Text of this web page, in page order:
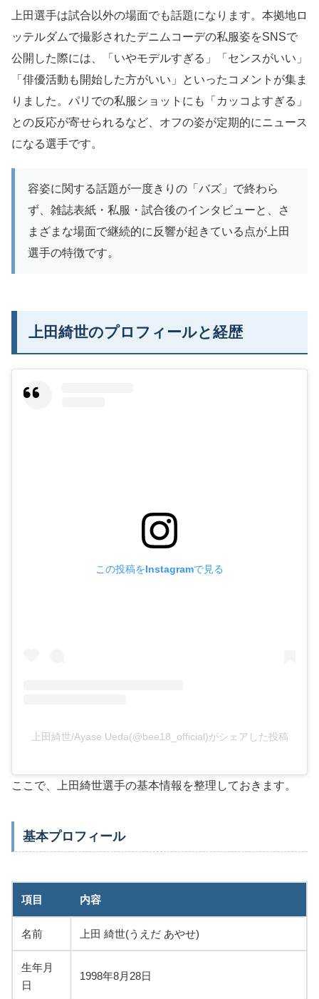
上田選手は試合以外の場面でも話題になります。本拠地ロ
ッテルダムで撮影されたデニムコーデの私服姿をSNSで
公開した際には、「いやモデルすぎる」「センスがいい」
「俳優活動も開始した方がいい」といったコメントが集ま
りました。パリでの私服ショットにも「カッコよすぎる」
との反応が寄せられるなど、オフの姿が定期的にニュース
になる選手です。
容姿に関する話題が一度きりの「バズ」で終わら
ず、雑誌表紙・私服・試合後のインタビューと、さ
まざまな場面で継続的に反響が起きている点が上田
選手の特徴です。
上田綺世のプロフィールと経歴
この投稿をInstagramで見る
上田綺世/Ayase Ueda(@bee18_official)がシェアした投稿
ここで、上田綺世選手の基本情報を整理しておきます。
基本プロフィール
項目 内容
名前 上田 綺世(うえだ あやせ)
生年月
日
1998年8月28日